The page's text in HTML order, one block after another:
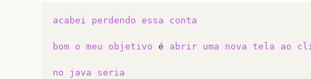
acabei perdendo essa conta
bom o meu objetivo é abrir uma nova tela ao
no java seria